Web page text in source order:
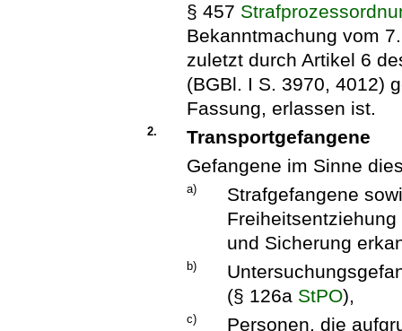
§ 457
Bekanntmachung vom
zuletzt durch Artikel 6
(BGBl. I S. 3970, 4012)
Fassung, erlassen ist.
2.
Transportgefangene
Gefangene im Sinne
a)
Strafgefangene
und Sicherung
b)
(§ 126a StPO),
c)
Personen, die